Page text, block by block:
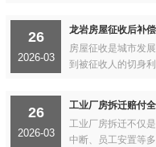
26
2026-03
龙岩房屋征收后补
房屋征收是城市发
到被征收人的切身
26
2026-03
工业厂房拆迁赔付
工业厂房拆迁不仅
中断、员工安置等